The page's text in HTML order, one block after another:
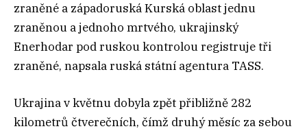
zraněné a západoruská Kurská oblast jednu
zraněnou a jednoho mrtvého, ukrajinský
Enerhodar pod ruskou kontrolou registruje tři
zraněné, napsala ruská státní agentura TASS.
Ukrajina v květnu dobyla zpět přibližně 282
kilometrů čtverečních, čímž druhý měsíc za sebou